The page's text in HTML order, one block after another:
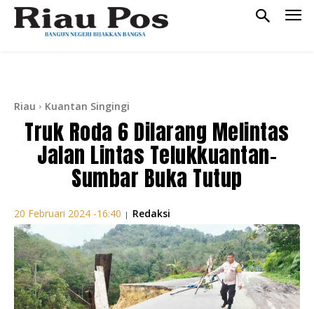
Riau Kuantan Singingi
Truk Roda 6 Dilarang Melintas
Jalan Lintas Telukkuantan-
Sumbar Buka Tutup
20 Februari 2024 -16:40 | Redaksi